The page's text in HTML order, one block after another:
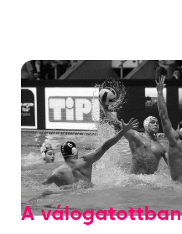
A válogatottban